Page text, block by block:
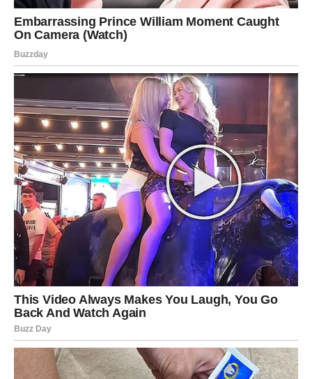
Strelčevi danas razmišljaju o budućnosti više nego inače.
Četvrtak vam donosi potrebu da proširite vidike, ali i da
završite nešto što ste započeli ranije. Na poslu je važno
da ostanete fokusirani, jer vam misli lako lutaju. U ljubavi
– iskrenost je vaša najveća snaga, ali pazite da ne budete
previše direktni. Slobodni Strelčevi mogu imati susret
koji budi želju za promenom životnog pravca.
JARAC
Jarčevi danas osećaju težinu odgovornosti, ali i snagu
koju su stekli kroz sve izazove. Četvrtak vam donosi
potvrdu da ste na pravom putu, čak i ako rezultati još nisu
vidljivi. Na poslu se može pojaviti prilika za dugoročnu
stabilnost. U ljubavi – vreme je da pokažete emocije, čak i
ako vam to nije lako. Slobodni Jarčevi mogu biti
iznenađeni nečijim interesovanjem.